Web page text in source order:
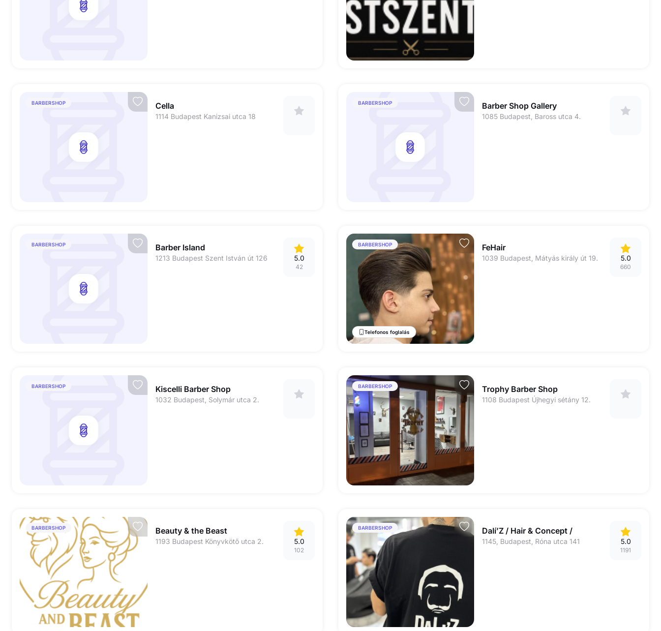
BARBERSHOP Cella
1114 Budapest Kanizsai utca 18
BARBERSHOP Barber Shop Gallery
1085 Budapest, Baross utca 4.
BARBERSHOP Barber Island
1213 Budapest Szent István út 126 5.0
42
BARBERSHOP
Telefonos foglalás
FeHair
1039 Budapest, Mátyás király út 19. 5.0
660
BARBERSHOP Kiscelli Barber Shop
1032 Budapest, Solymár utca 2.
BARBERSHOP Trophy Barber Shop
1108 Budapest Újhegyi sétány 12.
BARBERSHOP Beauty & the Beast
1193 Budapest Könyvkötő utca 2. 5.0
102
BARBERSHOP Dalí’Z / Hair & Concept /
1145, Budapest, Róna utca 141 5.0
1191